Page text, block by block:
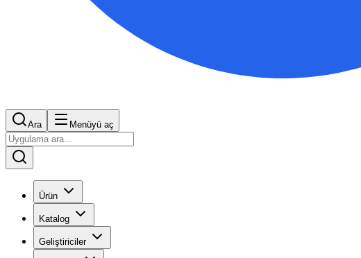
Ara Menüyü aç
Ürün
Katalog
Geliştiriciler